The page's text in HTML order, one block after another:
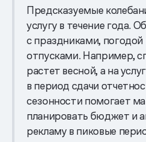
Предсказуемые
услугу в течение года.
с праздниками,
отпусками. Например,
растет весной, а на
в период сдачи
сезонности помогает
планировать бюджет и
рекламу в пиковые